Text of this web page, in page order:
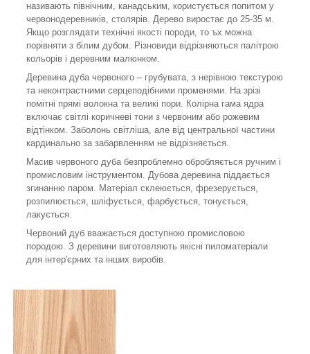
називають північним, канадським, користується попитом у
червонодеревників, столярів. Дерево виростає до 25-35 м.
Якщо розглядати технічні якості породи, то ъх можна
порівняти з білим дубом. Різновиди відрізняються палітрою
кольорів і деревним малюнком.
Деревина дуба червоного – грубувата, з нерівною текстурою
та неконтрастними серцеподібними променями. На зрізі
помітні прямі волокна та великі пори. Колірна гама ядра
включає світлі коричневі тони з червоним або рожевим
відтінком. Заболонь світліша, але від центральної частини
кардинально за забарвленням не відрізняється.
Масив червоного дуба безпроблемно обробляється ручним і
промисловим інструментом. Дубова деревина піддається
згинанню паром. Матеріал склеюється, фрезерується,
розпилюється, шліфується, фарбується, тонується,
лакується.
Червоний дуб вважається доступною промисловою
породою. З деревини виготовляють якісні пиломатеріали
для інтер'єрних та інших виробів.